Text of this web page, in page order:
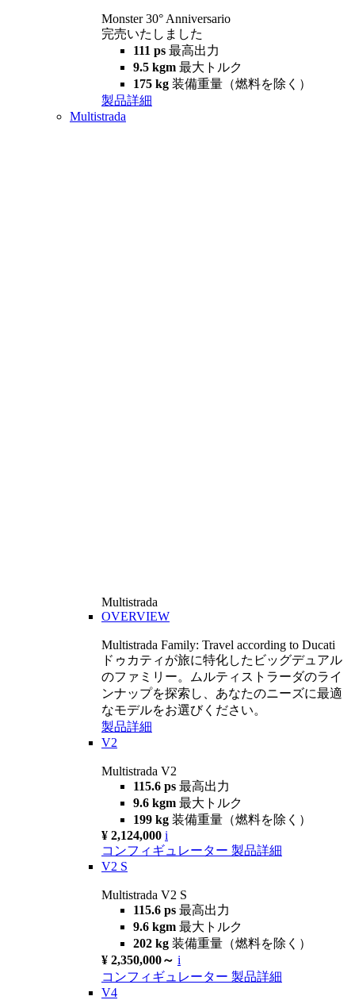
Monster 30° Anniversario
完売いたしました
111 ps 最高出力
9.5 kgm 最大トルク
175 kg 装備重量（燃料を除く）
製品詳細
Multistrada
Multistrada
OVERVIEW
Multistrada Family: Travel according to Ducati
ドゥカティが旅に特化したビッグデュアル
のファミリー。ムルティストラーダのライ
ンナップを探索し、あなたのニーズに最適
なモデルをお選びください。
製品詳細
V2
Multistrada V2
115.6 ps 最高出力
9.6 kgm 最大トルク
199 kg 装備重量（燃料を除く）
¥ 2,124,000 i
コンフィギュレーター 製品詳細
V2 S
Multistrada V2 S
115.6 ps 最高出力
9.6 kgm 最大トルク
202 kg 装備重量（燃料を除く）
¥ 2,350,000～ i
コンフィギュレーター 製品詳細
V4